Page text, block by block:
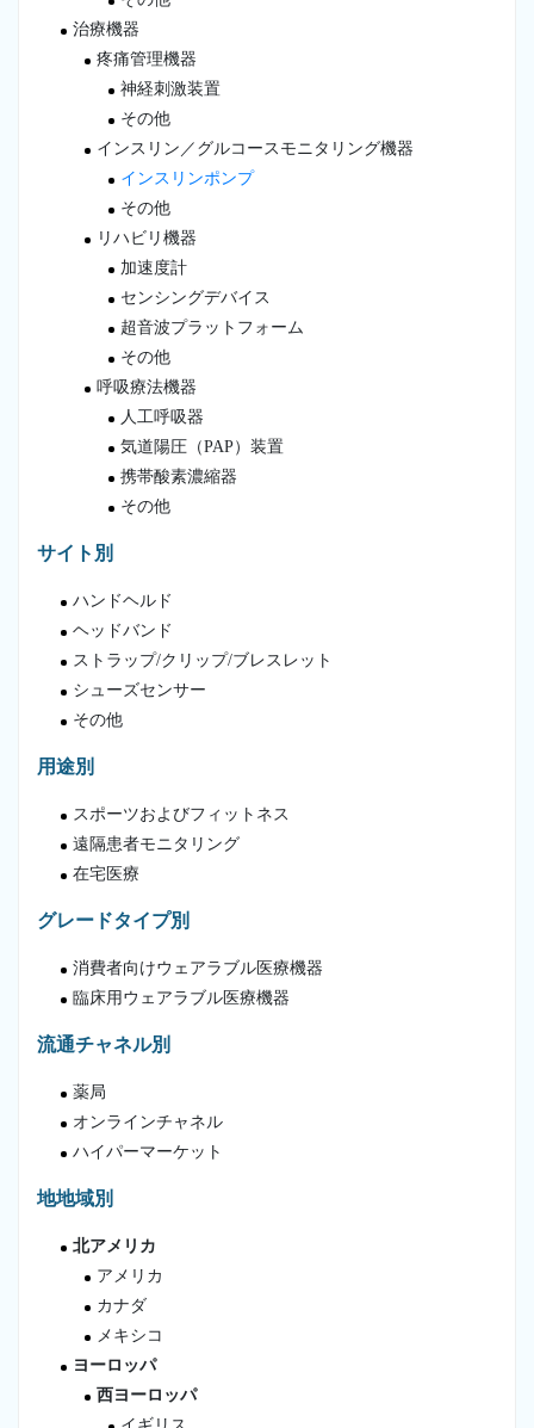
治療機器
疼痛管理機器
神経刺激装置
その他
インスリン／グルコースモニタリング機器
インスリンポンプ
その他
リハビリ機器
加速度計
センシングデバイス
超音波プラットフォーム
その他
呼吸療法機器
人工呼吸器
気道陽圧（PAP）装置
携帯酸素濃縮器
その他
サイト別
ハンドヘルド
ヘッドバンド
ストラップ/クリップ/ブレスレット
シューズセンサー
その他
用途別
スポーツおよびフィットネス
遠隔患者モニタリング
在宅医療
グレードタイプ別
消費者向けウェアラブル医療機器
臨床用ウェアラブル医療機器
流通チャネル別
薬局
オンラインチャネル
ハイパーマーケット
地地域別
北アメリカ
アメリカ
カナダ
メキシコ
ヨーロッパ
西ヨーロッパ